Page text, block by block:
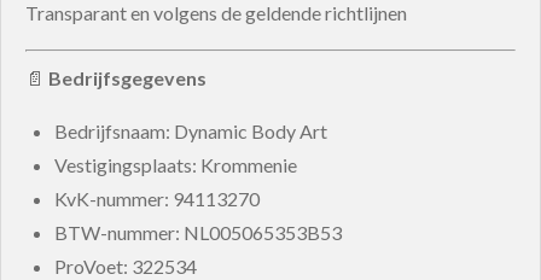
Transparant en volgens de geldende richtlijnen
📄 Bedrijfsgegevens
Bedrijfsnaam: Dynamic Body Art
Vestigingsplaats: Krommenie
KvK-nummer: 94113270
BTW-nummer: NL005065353B53
ProVoet: 322534